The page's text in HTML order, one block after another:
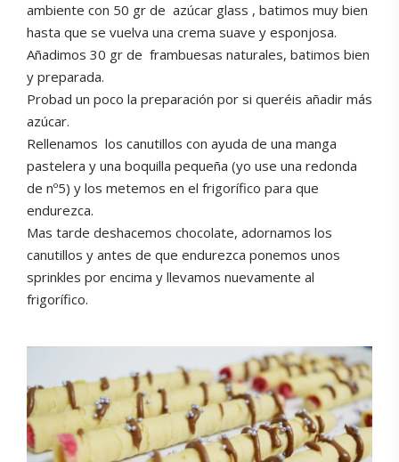
ambiente con 50 gr de azúcar glass , batimos muy bien
hasta que se vuelva una crema suave y esponjosa.
Añadimos 30 gr de frambuesas naturales, batimos bien
y preparada.
Probad un poco la preparación por si queréis añadir más
azúcar.
Rellenamos los canutillos con ayuda de una manga
pastelera y una boquilla pequeña (yo use una redonda
de nº5) y los metemos en el frigorífico para que
endurezca.
Mas tarde deshacemos chocolate, adornamos los
canutillos y antes de que endurezca ponemos unos
sprinkles por encima y llevamos nuevamente al
frigorífico.